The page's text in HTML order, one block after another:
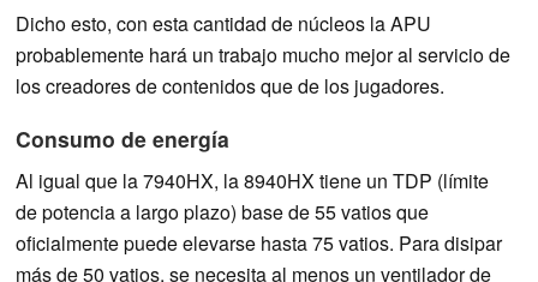
Dicho esto, con esta cantidad de núcleos la APU
probablemente hará un trabajo mucho mejor al servicio de
los creadores de contenidos que de los jugadores.
Consumo de energía
Al igual que la 7940HX, la 8940HX tiene un TDP (límite
de potencia a largo plazo) base de 55 vatios que
oficialmente puede elevarse hasta 75 vatios. Para disipar
más de 50 vatios, se necesita al menos un ventilador de